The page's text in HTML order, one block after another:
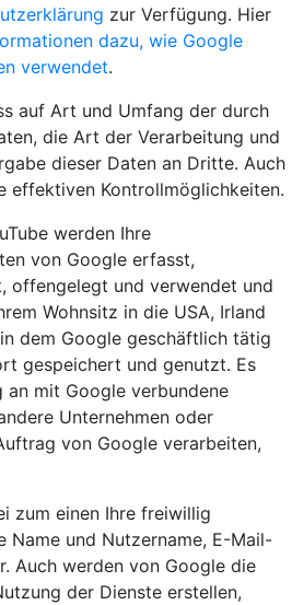
zur Verfügung. Hier
dazu, wie Google
verwendet.
auf Art und Umfang der durch
die Art der Verarbeitung und
dieser Daten an Dritte. Auch
effektiven Kontrollmöglichkeiten.
werden Ihre
von Google erfasst,
offengelegt und verwendet und
Wohnsitz in die USA, Irland
dem Google geschäftlich tätig
gespeichert und genutzt. Es
mit Google verbundene
Unternehmen oder
von Google verarbeiten,
zum einen Ihre freiwillig
Name und Nutzername, E-Mail-
Auch werden von Google die
der Dienste erstellen,